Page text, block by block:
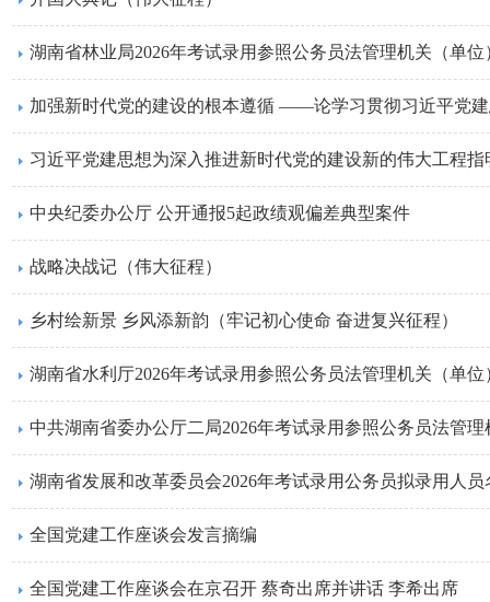
湖南省林业局2026年考试录用参照公务员法管理机关（单
加强新时代党的建设的根本遵循 ——论学习贯彻习近平党
习近平党建思想为深入推进新时代党的建设新的伟大工程指
中央纪委办公厅 公开通报5起政绩观偏差典型案件
战略决战记（伟大征程）
乡村绘新景 乡风添新韵（牢记初心使命 奋进复兴征程）
湖南省水利厅2026年考试录用参照公务员法管理机关（单
湖南省发展和改革委员会2026年考试录用公务员拟录用人员
全国党建工作座谈会发言摘编
全国党建工作座谈会在京召开 蔡奇出席并讲话 李希出席